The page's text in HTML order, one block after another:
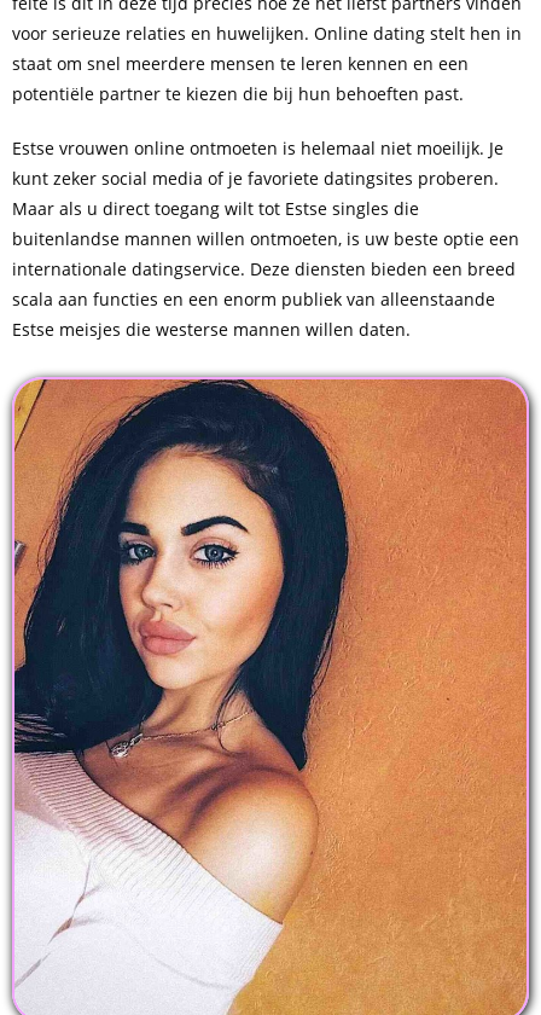
voor serieuze relaties en huwelijken. Online dating stelt hen in
staat om snel meerdere mensen te leren kennen en een
potentiële partner te kiezen die bij hun behoeften past.
Estse vrouwen online ontmoeten is helemaal niet moeilijk. Je
kunt zeker social media of je favoriete datingsites proberen.
Maar als u direct toegang wilt tot Estse singles die
buitenlandse mannen willen ontmoeten, is uw beste optie een
internationale datingservice. Deze diensten bieden een breed
scala aan functies en een enorm publiek van alleenstaande
Estse meisjes die westerse mannen willen daten.